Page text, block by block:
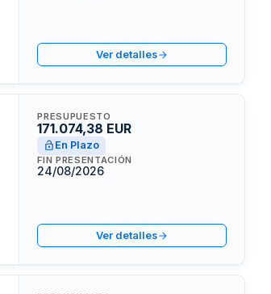
Ver detalles
PRESUPUESTO
171.074,38 EUR
En Plazo
FIN PRESENTACIÓN
24/08/2026
Ver detalles